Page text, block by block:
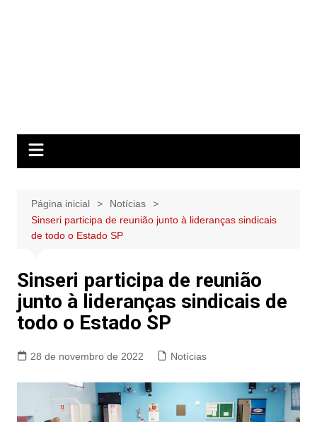
Página inicial
Notícias
Sinseri participa de reunião junto à lideranças sindicais
de todo o Estado SP
Sinseri participa de reunião
junto à lideranças sindicais de
todo o Estado SP
28 de novembro de 2022 Notícias